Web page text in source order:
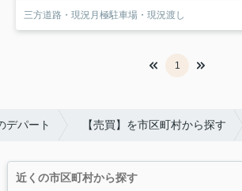
三方道路・現況月極駐車場・現況渡し
1
デパート 【売買】を市区町村から探す
近くの市区町村から探す